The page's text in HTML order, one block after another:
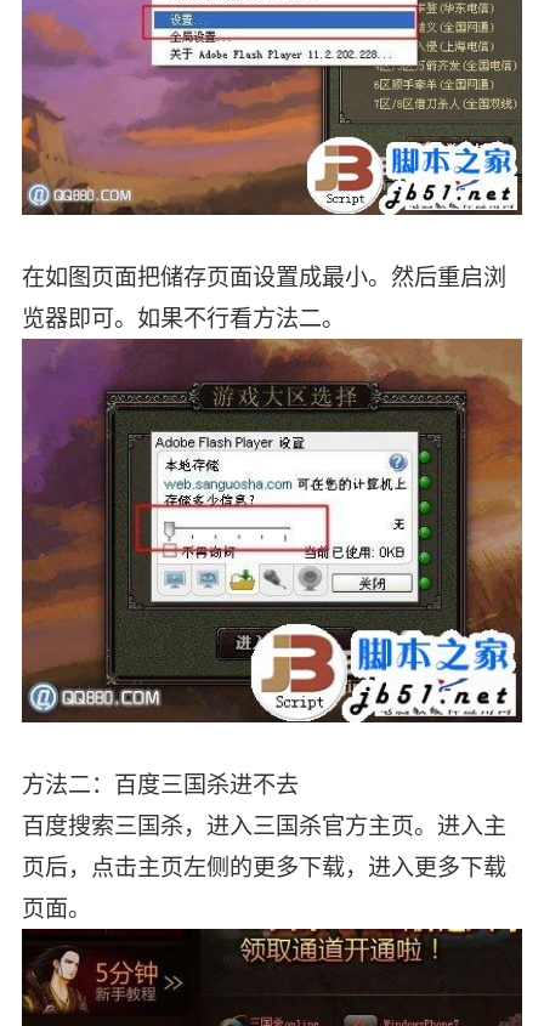
在如图页面把储存页面设置成最小。然后重启浏
览器即可。如果不行看方法二。
方法二：百度三国杀进不去
百度搜索三国杀，进入三国杀官方主页。进入主
页后，点击主页左侧的更多下载，进入更多下载
页面。